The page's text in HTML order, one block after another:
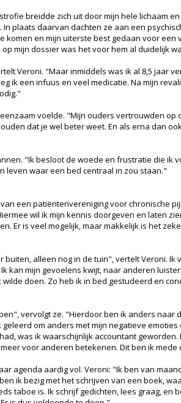
breidde zich uit door mijn hele lichaam
plaats daarvan dachten ze aan een
en mijn uiterste best gedaan voor een
mijn dossier was het voor hem al duidelijk
Veroni. "Maar inmiddels was ik al 8,5 jaar
ik een infuus en veel medicatie. Na mijn
voelde. "Mijn ouders vertrouwden op
dat je wel beter weet. En als erna dan
"Ik besloot de woede en frustratie die ik
leven waar een bed centraal in zou staan."
een patiëntenvereniging voor chronische
wil ik mijn kennis doorgeven en laten
Er is veel mogelijk, maar makkelijk is het
alleen nog in de tuin", vertelt Veroni.
kan mijn gevoelens kwijt, naar anderen
doen. Zo heb ik in bed gestudeerd en
vervolgt ze. "Hierdoor ben ik anders naar
om anders met mijn negatieve
was ik waarschijnlijk accountant
voor anderen betekenen. Dit ben ik
agenda aardig vol. Veroni: "Ik ben van
ik bezig met het schrijven van een boek,
taboe is. Ik schrijf gedichten, lees graag, en